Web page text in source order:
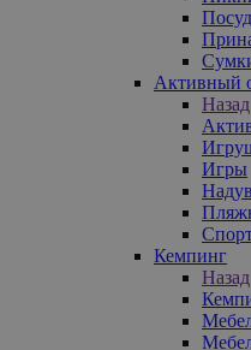
Активный
Назад
Игры
Кемпинг
Назад